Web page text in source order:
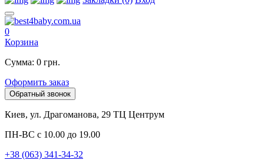
0
Корзина
Сумма: 0 грн.
Оформить заказ
Обратный звонок
Киев, ул. Драгоманова, 29 ТЦ Центрум
ПН-ВС с 10.00 до 19.00
+38 (063) 341-34-32